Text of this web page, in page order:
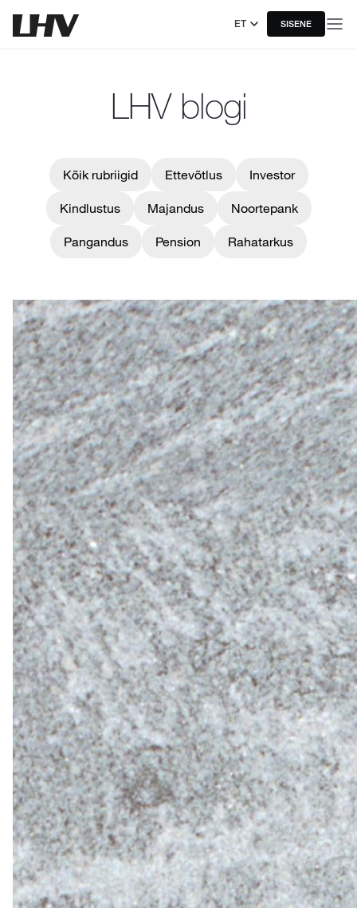
ET SISENE
LHV blogi
Kõik rubriigid Ettevõtlus Investor
Kindlustus Majandus Noortepank
Pangandus Pension Rahatarkus